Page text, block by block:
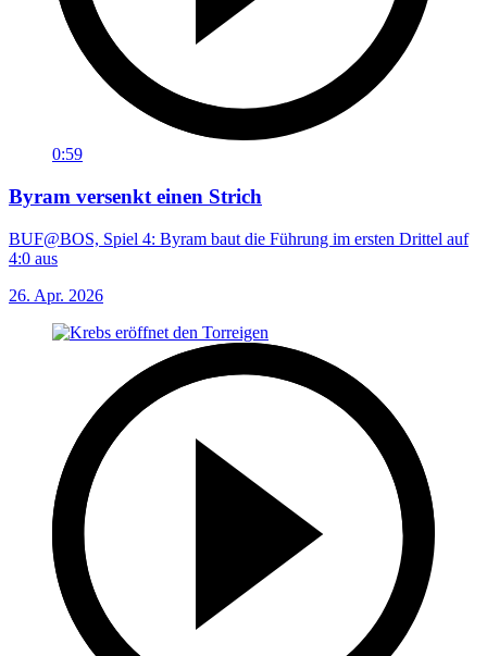
0:59
Byram versenkt einen Strich
BUF@BOS, Spiel 4: Byram baut die Führung im ersten Drittel auf
4:0 aus
26. Apr. 2026